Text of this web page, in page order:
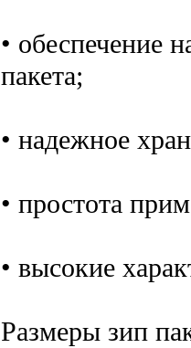
• обеспечение
пакета;
• надежное
• простота
• высокие
Размеры зип